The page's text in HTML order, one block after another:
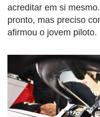
acreditar em si
pronto, mas preciso
afirmou o jovem piloto.